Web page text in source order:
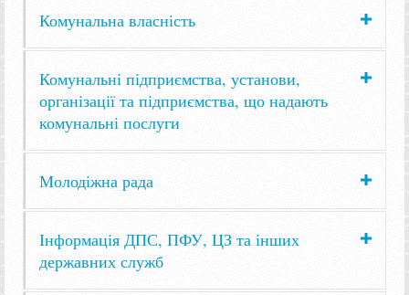
Комунальна власність
Комунальні підприємства, установи,
організації та підприємства, що надають
комунальні послуги
Молодіжна рада
Інформація ДПС, ПФУ, ЦЗ та інших
державних служб